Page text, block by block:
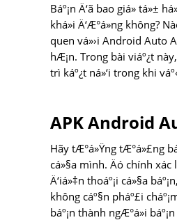
Báº¡n Ä‘ã bao giá» tá»±
khá»i Ä‘Æ°á»ng không?
quen vá»›i Android Auto
hÆ¡n. Trong bài viáº¿t
trì káº¿t ná»‘i trong khi
APK Android
Hãy tÆ°á»Ÿng tÆ°á»£ng
cá»§a mình. Äó chính
Ä‘iá»‡n thoáº¡i cá»§a
không cáº§n pháº£i
báº¡n thành ngÆ°á»i